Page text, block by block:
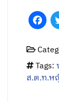
Tags:
ส.ต.ท.ห